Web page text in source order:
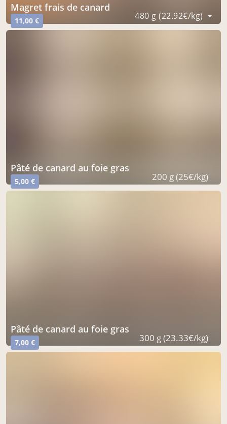
magret frais de canard
11,00 € 480 g (22.92€/kg)
pâté de canard au foie gras
5,00 € 200 g (25€/kg)
pâté de canard au foie gras
7,00 € 300 g (23.33€/kg)